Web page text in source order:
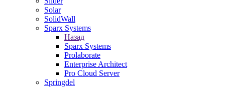
Solar
SolidWall
Sparx Systems
Назад
Sparx Systems
Prolaborate
Enterprise Architect
Pro Cloud Server
Springdel